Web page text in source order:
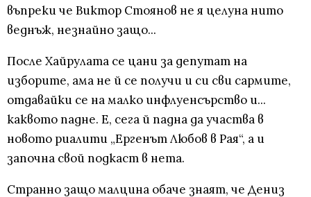
въпреки че Виктор Стоянов не я целуна нито
веднъж, незнайно защо...
После Хайрулата се цани за депутат на
изборите, ама не й се получи и си сви сармите,
отдавайки се на малко инфлуенсърство и...
каквото падне. Е, сега й падна да участва в
новото риалити „Ергенът Любов в Рая“, а и
започна свой подкаст в нета.
Странно защо малцина обаче знаят, че Дениз